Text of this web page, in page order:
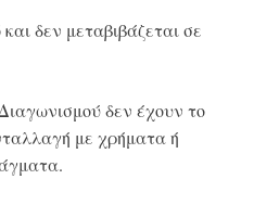
δεν μεταβιβάζεται σε
δεν έχουν το
με χρήματα ή